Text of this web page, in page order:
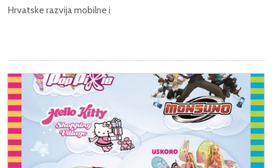
Hrvatske razvija mobilne i